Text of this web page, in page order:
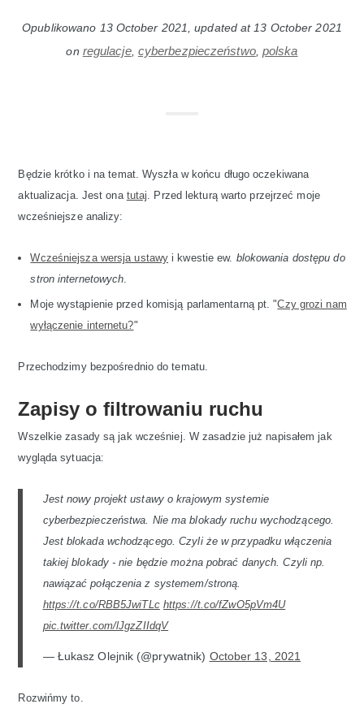
Opublikowano 13 October 2021 , updated at 13 October 2021
on regulacje, cyberbezpieczeństwo, polska
Będzie krótko i na temat. Wyszła w końcu długo oczekiwana
aktualizacja. Jest ona tutaj. Przed lekturą warto przejrzeć moje
wcześniejsze analizy:
Wcześniejsza wersja ustawy i kwestie ew. blokowania dostępu do
stron internetowych.
Moje wystąpienie przed komisją parlamentarną pt. "Czy grozi nam
wyłączenie internetu?"
Przechodzimy bezpośrednio do tematu.
Zapisy o filtrowaniu ruchu
Wszelkie zasady są jak wcześniej. W zasadzie już napisałem jak
wygląda sytuacja:
Jest nowy projekt ustawy o krajowym systemie
cyberbezpieczeństwa. Nie ma blokady ruchu wychodzącego.
Jest blokada wchodzącego. Czyli że w przypadku włączenia
takiej blokady - nie będzie można pobrać danych. Czyli np.
nawiązać połączenia z systemem/stroną.
https://t.co/RBB5JwiTLc https://t.co/fZwO5pVm4U
pic.twitter.com/lJgzZIIdqV
— Łukasz Olejnik (@prywatnik) October 13, 2021
Rozwińmy to.